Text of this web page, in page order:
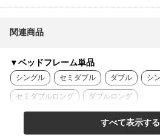
関連商品
▼ベッドフレーム単品
シングル セミダブル ダブル シ
セミダブルロング ダブルロング
▼フレーム+15cm厚ポケットコイルマ
ダブル シ